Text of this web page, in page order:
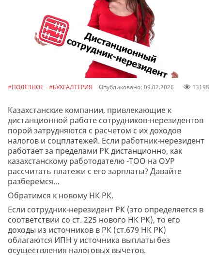
#ПОЛЕЗНОЕ #БУХГАЛТЕРИЯ Опубликовано: 09.02.2026 13198
Казахстанские компании, привлекающие к
дистанционной работе сотрудников-нерезидентов
порой затрудняются с расчетом с их доходов
налогов и соцплатежей. Если работник-нерезидент
работает за пределами РК дистанционно, как
казахстанскому работодателю -ТОО на ОУР
рассчитать платежи с его зарплаты? Давайте
разберемся…
Обратимся к новому НК РК.
Если сотрудник-нерезидент РК (это определяется в
соответствии со ст. 225 нового НК РК), то его
доходы из источников в РК (ст.679 НК РК)
облагаются ИПН у источника выплаты без
осуществления налоговых вычетов.